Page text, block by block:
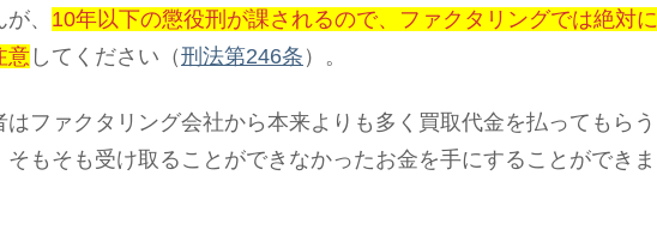
、 10年以下の懲役刑が課されるので、ファクタリングでは絶対に
意 してください（刑法第246条 ）。
ファクタリング会社から本来よりも多く買取代金を払ってもらう
もそも受け取ることができなかったお金を手にすることができま